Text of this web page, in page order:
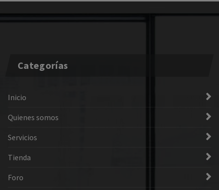
Categorías
Inicio
Quienes somos
Servicios
Tienda
Foro